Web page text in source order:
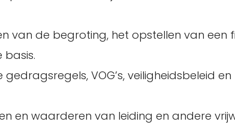
van de begroting, het opstellen van een
VOG’s, veiligheidsbeleid
en waarderen van leiding en andere